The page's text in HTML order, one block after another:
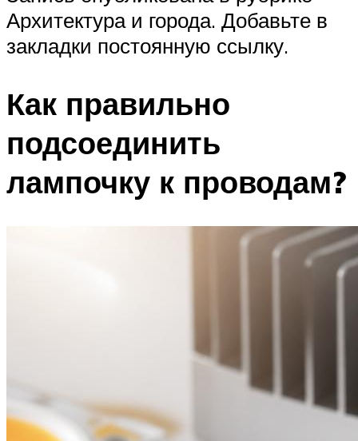
Архитектура и города. Добавьте в
закладки постоянную ссылку.
Как правильно
подсоединить
лампочку к проводам?